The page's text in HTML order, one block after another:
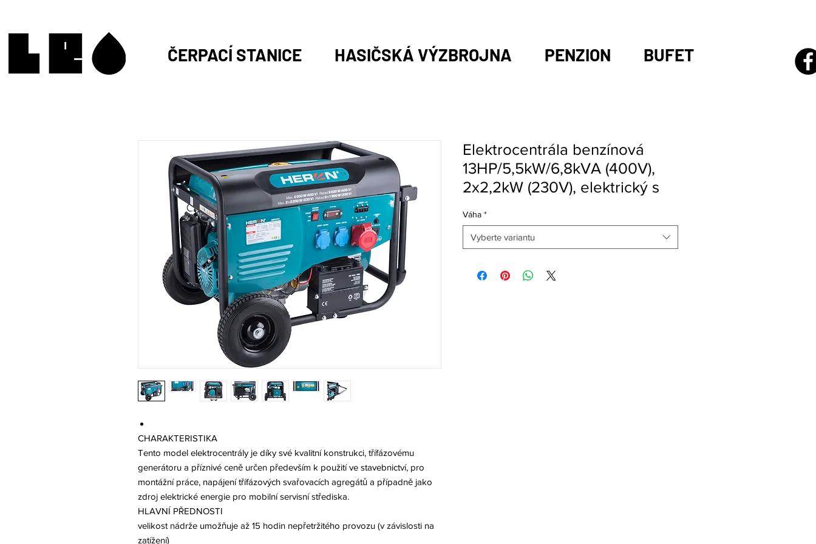
ČERPACÍ STANICE HASIČSKÁ VÝZBROJNA PENZION BUFET
CHARAKTERISTIKA
Tento model elektrocentrály je díky své kvalitní konstrukci, třífázovému
generátoru a příznivé ceně určen především k použití ve stavebnictví, pro
montážní práce, napájení třífázových svařovacích agregátů a případně jako
zdroj elektrické energie pro mobilní servisní střediska.
HLAVNÍ PŘEDNOSTI
velikost nádrže umožňuje až 15 hodin nepřetržitého provozu (v závislosti na
zatížení)
Elektrocentrála benzínová
13HP/5,5kW/6,8kVA (400V),
2x2,2kW (230V), elektrický s
Váha *
Vyberte variantu